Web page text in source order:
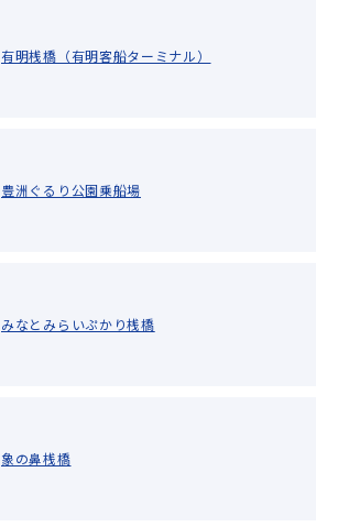
有明桟橋（有明客船ターミナル）
豊洲ぐるり公園乗船場
みなとみらいぷかり桟橋
象の鼻桟橋